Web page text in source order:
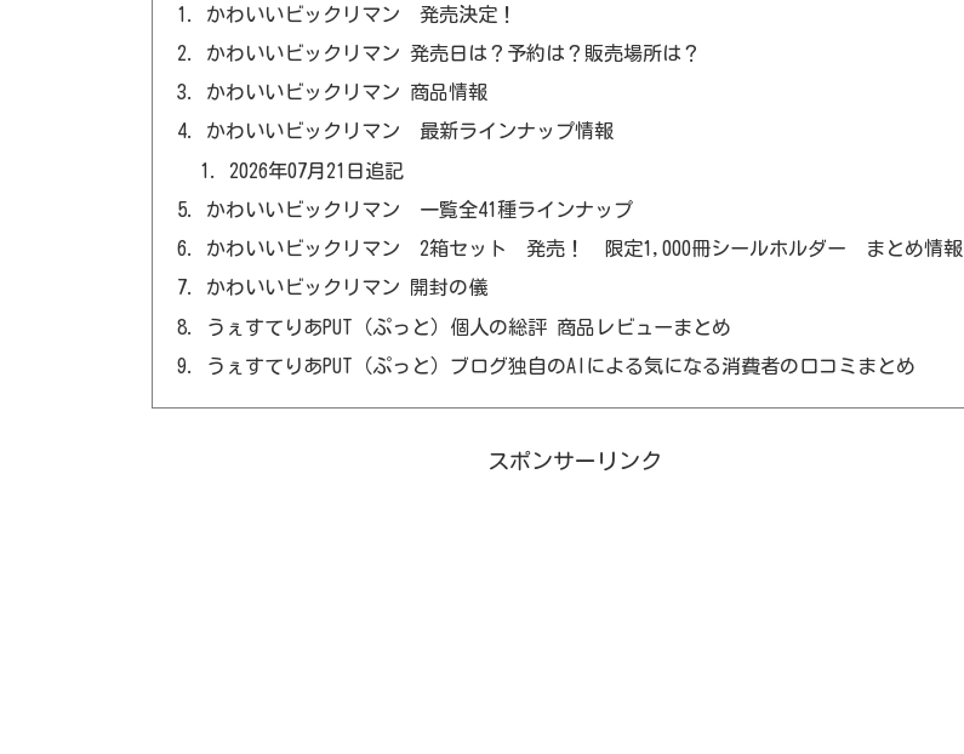
かわいいビックリマン 発売決定！
かわいいビックリマン 発売日は？予約は？販売場所は？
かわいいビックリマン 商品情報
かわいいビックリマン 最新ラインナップ情報
2026年07月21日追記
かわいいビックリマン 一覧全41種ラインナップ
かわいいビックリマン 2箱セット 発売！ 限定1,000冊シールホルダー まとめ情報
かわいいビックリマン 開封の儀
うぇすてりあPUT（ぷっと）個人の総評 商品レビューまとめ
うぇすてりあPUT（ぷっと）ブログ独自のAIによる気になる消費者の口コミまとめ
スポンサーリンク